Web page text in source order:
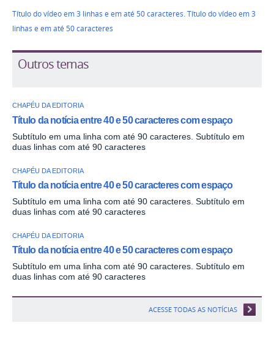
Título do vídeo em 3 linhas e em até 50 caracteres. Título do vídeo em 3
linhas e em até 50 caracteres
Outros temas
CHAPÉU DA EDITORIA
Título da notícia entre 40 e 50 caracteres com espaço
Subtítulo em uma linha com até 90 caracteres. Subtítulo em
duas linhas com até 90 caracteres
CHAPÉU DA EDITORIA
Título da notícia entre 40 e 50 caracteres com espaço
Subtítulo em uma linha com até 90 caracteres. Subtítulo em
duas linhas com até 90 caracteres
CHAPÉU DA EDITORIA
Título da notícia entre 40 e 50 caracteres com espaço
Subtítulo em uma linha com até 90 caracteres. Subtítulo em
duas linhas com até 90 caracteres
ACESSE TODAS AS NOTÍCIAS